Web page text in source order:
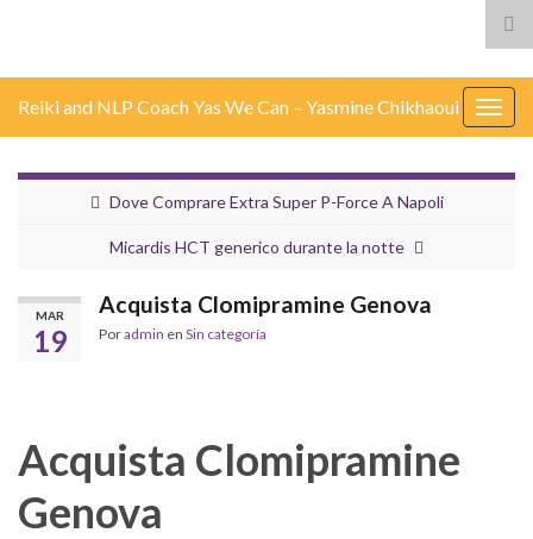
el
Reiki and NLP Coach Yas We Can – Yasmine Chikhaoui
Dove Comprare Extra Super P-Force A Napoli
Micardis HCT generico durante la notte
MAR
19
Acquista Clomipramine Genova
Poradmin en Sin categoría
Acquista Clomipramine
Genova